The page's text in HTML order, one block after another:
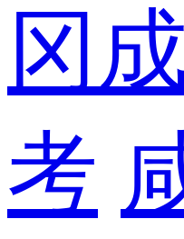
冈
考